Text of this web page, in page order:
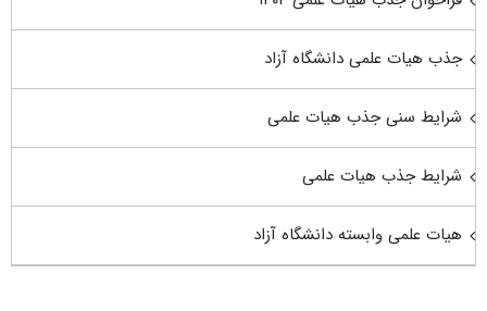
جذب هیات علمی دانشگاه آزاد
شرایط سنی جذب هیات علمی
شرایط جذب هیات علمی
هیات علمی وابسته دانشگاه آزاد